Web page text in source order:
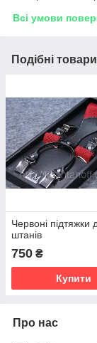
Всі умови
Подібні
Червоні підтяжки
штанів
750 ₴
Купити
Про нас